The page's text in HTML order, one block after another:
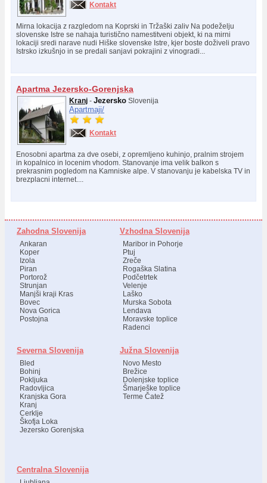
Kontakt
Mirna lokacija z razgledom na Koprski in Tržaški zaliv Na podeželju
slovenske Istre se nahaja turistično namestitveni objekt, ki na mirni
lokaciji sredi narave nudi Hiške slovenske Istre, kjer boste doživeli pravo
Istrsko izkušnjo in se predali sanjavi pokrajini z vinogradi...
Apartma Jezersko-Gorenjska
Kranj - Jezersko Slovenija
Apartmaji/
Kontakt
Enosobni apartma za dve osebi, z opremljeno kuhinjo, pralnim strojem
in kopalnico in locenim vhodom. Stanovanje ima velik balkon s
prekrasnim pogledom na Kamniske alpe. V stanovanju je kabelska TV in
brezplacni internet....
Zahodna Slovenija
Ankaran
Koper
Izola
Piran
Portorož
Strunjan
Manjši kraji Kras
Bovec
Nova Gorica
Postojna
Vzhodna Slovenija
Maribor in Pohorje
Ptuj
Zreče
Rogaška Slatina
Podčetrtek
Velenje
Laško
Murska Sobota
Lendava
Moravske toplice
Radenci
Severna Slovenija
Bled
Bohinj
Pokljuka
Radovljica
Kranjska Gora
Kranj
Cerklje
Škofja Loka
Jezersko Gorenjska
Južna Slovenija
Novo Mesto
Brežice
Dolenjske toplice
Šmarješke toplice
Terme Čatež
Centralna Slovenija